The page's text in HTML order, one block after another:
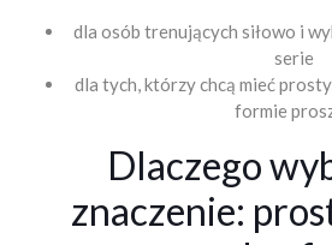
dla osób trenujących siłowo i
serie
dla tych, którzy chcą mieć
formie
Dlaczego
znaczenie: